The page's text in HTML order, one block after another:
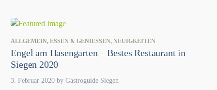
ALLGEMEIN,ESSEN & GENIESSEN ,NEUIGKEITEN
Engel am Hasengarten – Bestes Restaurant in
Siegen 2020
3. Februar 2020 byGastroguide Siegen